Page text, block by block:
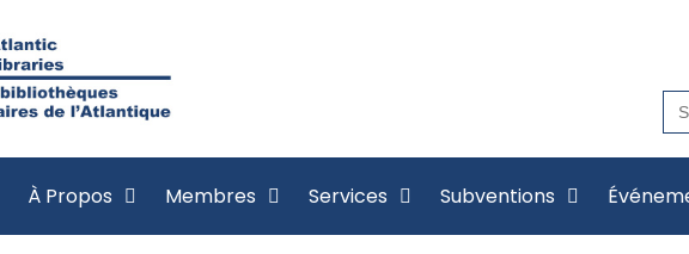
À Propos Membres Services Subventions